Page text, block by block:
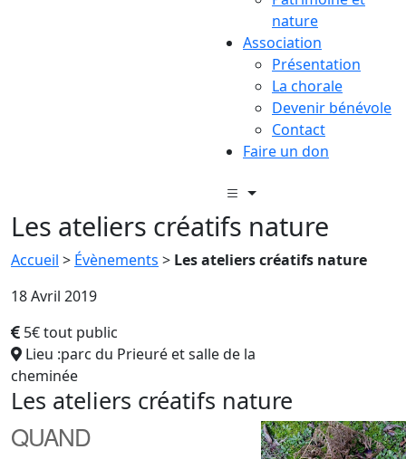
nature
Association
Présentation
La chorale
Devenir bénévole
Contact
Faire un don
Les ateliers créatifs nature
Accueil > Évènements > Les ateliers créatifs nature
18 Avril 2019
5€ tout public
Lieu :parc du Prieuré et salle de la
cheminée
Les ateliers créatifs nature
QUAND